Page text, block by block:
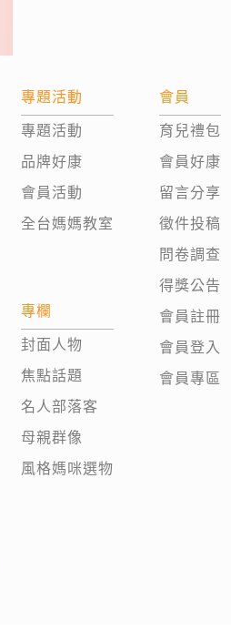
專題活動
專題活動
品牌好康
會員活動
全台媽媽教室
專欄
封面人物
焦點話題
名人部落客
母親群像
風格媽咪選物
會員
育兒禮包
會員好康
留言分享
徵件投稿
問卷調查
得獎公告
會員註冊
會員登入
會員專區